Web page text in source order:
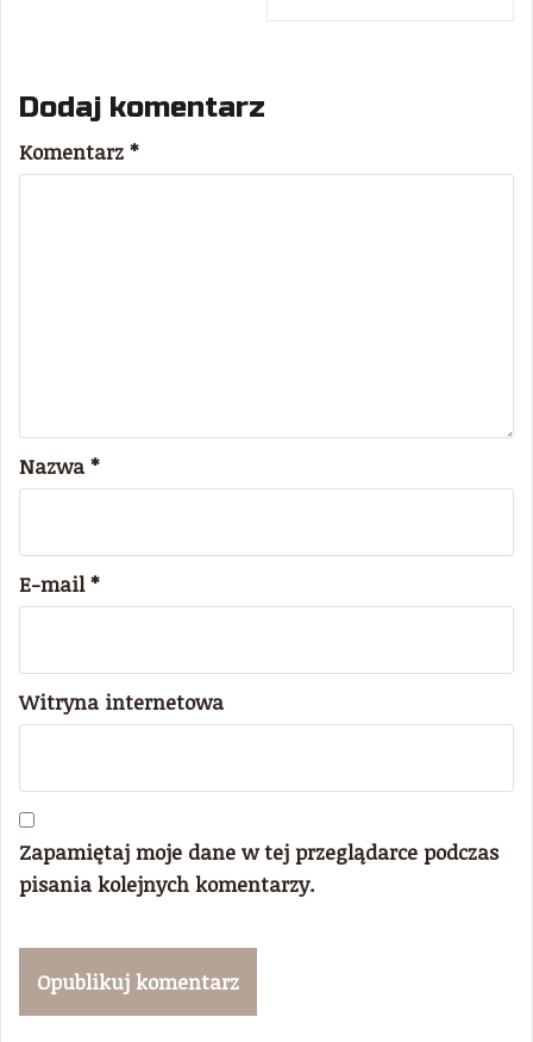
Dodaj komentarz
Komentarz *
Nazwa *
E-mail*
Witryna internetowa
Zapamiętaj moje dane w tej przeglądarce podczas
pisania kolejnych komentarzy.